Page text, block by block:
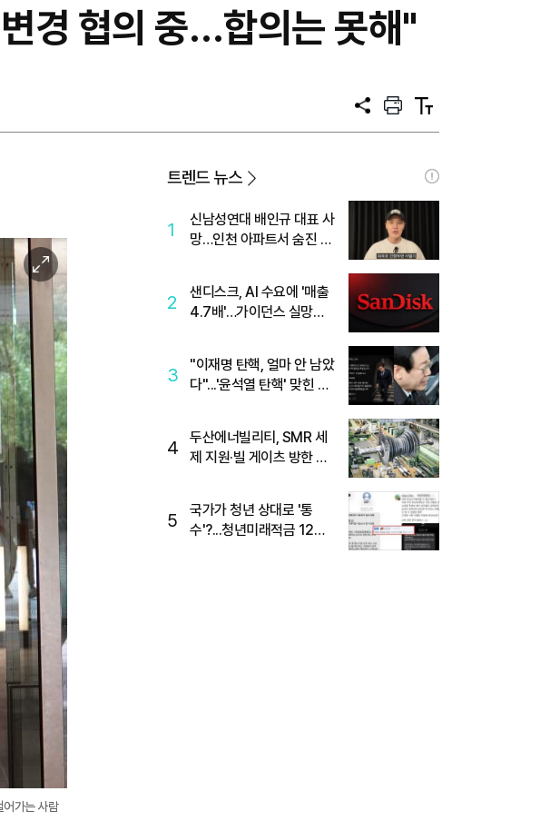
경 협의 중…합의는 못해"
공
프
트
텍
트
이
미
지
확
대
어가는 사람
트렌드 뉴스
1
신남성연대 배인규 대표 사
망…인천 아파트서 숨진 채
2
샌디스크, AI 수요에 '매출
4.7배'…가이던스 실망에
3
"이재명 탄핵, 얼마 안 남았
다"...'윤석열 탄핵' 맞힌 무
4
두산에너빌리티, SMR 세
제 지원·빌 게이츠 방한 기
5
국가가 청년 상대로 '통
수'?...청년미래적금 12%